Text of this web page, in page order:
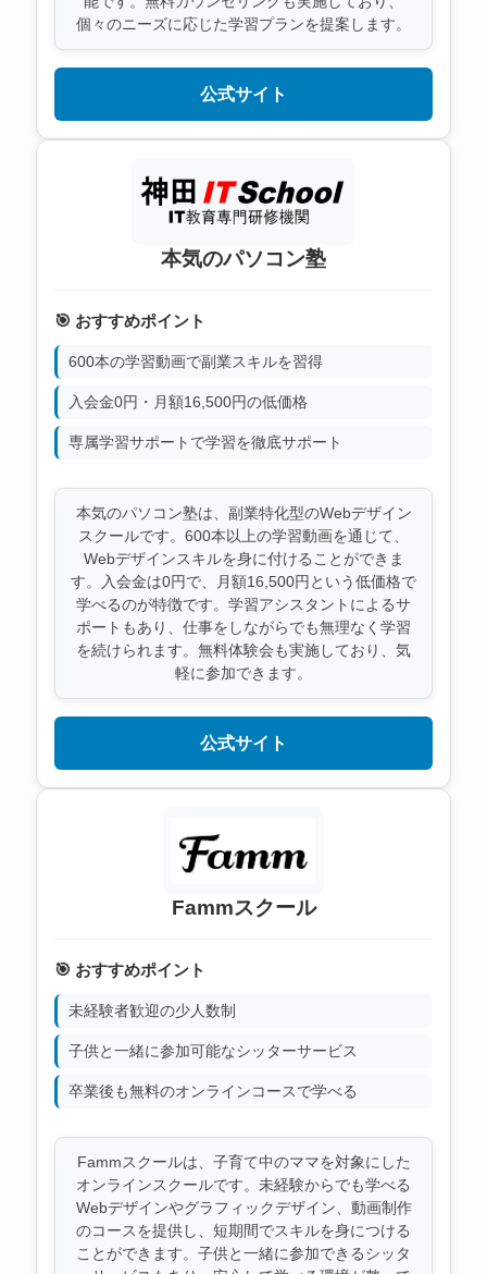
個々のニーズに応じた学習プランを提案します。
公式サイト
本気のパソコン塾
🎯 おすすめポイント
600本の学習動画で副業スキルを習得
入会金0円・月額16,500円の低価格
専属学習サポートで学習を徹底サポート
本気のパソコン塾は、副業特化型のWebデザイン
スクールです。600本以上の学習動画を通じて、
Webデザインスキルを身に付けることができま
す。入会金は0円で、月額16,500円という低価格で
学べるのが特徴です。学習アシスタントによるサ
ポートもあり、仕事をしながらでも無理なく学習
を続けられます。無料体験会も実施しており、気
軽に参加できます。
公式サイト
Fammスクール
🎯 おすすめポイント
未経験者歓迎の少人数制
子供と一緒に参加可能なシッターサービス
卒業後も無料のオンラインコースで学べる
Fammスクールは、子育て中のママを対象にした
オンラインスクールです。未経験からでも学べる
Webデザインやグラフィックデザイン、動画制作
のコースを提供し、短期間でスキルを身につける
ことができます。子供と一緒に参加できるシッタ